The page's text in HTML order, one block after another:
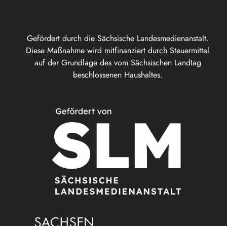
Gefördert durch die Sächsische Landesmedienanstalt.
Diese Maßnahme wird mitfinanziert durch Steuermittel
auf der Grundlage des vom Sächsischen Landtag
beschlossenen Haushaltes.